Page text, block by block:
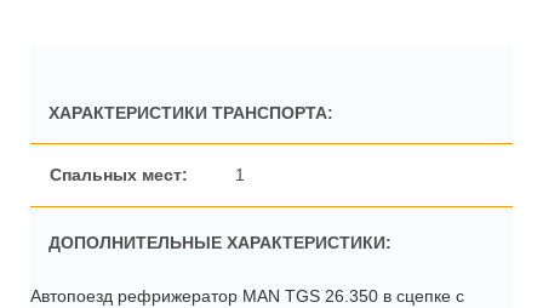
ХАРАКТЕРИСТИКИ ТРАНСПОРТА:
1
ДОПОЛНИТЕЛЬНЫЕ ХАРАКТЕРИСТИКИ:
Автопоезд рефрижератор MAN TGS 26.350 в сцепке с